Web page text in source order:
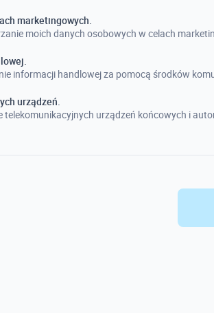
marketingowych.
moich danych osobowych w celach
informacji handlowej za pomocą środków
urządzeń.
telekomunikacyjnych urządzeń końcowych i